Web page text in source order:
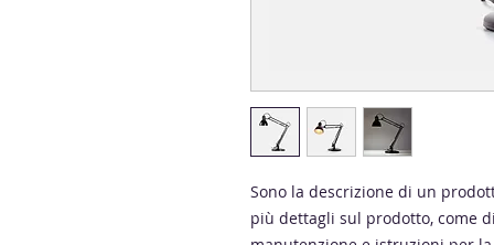
Sono la descrizione di un
più dettagli sul prodotto, come